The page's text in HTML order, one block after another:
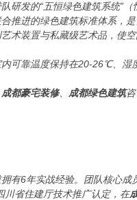
研发的“五恒绿色建筑系统”
推进的绿色建筑标准体系，
术装置与私藏级艺术品，使
可靠温度保持在20-26℃、湿
成都豪宅装修、 成都绿色建筑咨
有6年实战经验。团队核心
川省住建厅技术推广认定，在